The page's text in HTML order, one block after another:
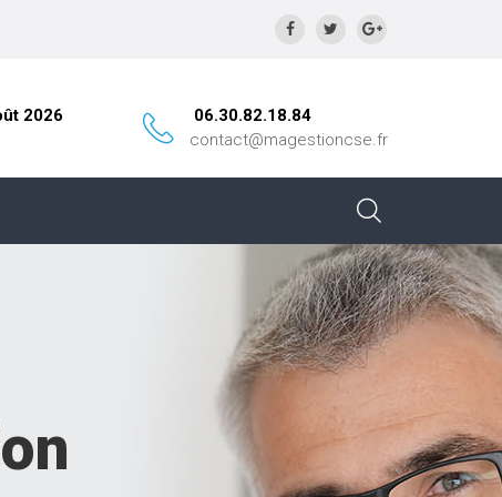
2026
06.30.82.18.84
contact@magestioncse.fr